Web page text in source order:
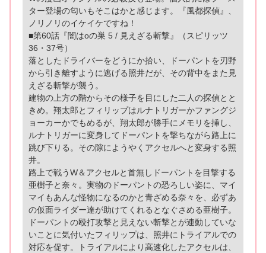
ター登場の匂いもそこはかと感じます。『風都探偵』、
ノリノリのイケイケですね！
■第60話『闇はoの巣 5 / 見えざる斬撃』（スピリッツ
36・37号）
落としたドライバーをどうにか拾い、ドーパントを刃野
から引き離すように逃げる照井だが、その背中をまた見
えざる斬撃が襲う。
建物の上方の階からその様子を目にした二人の探偵とと
きめ。翔太郎とフィリップはルナトリガーかファングジ
ョーカーかでもめるが、翔太郎が勝手にメモリを挿し、
ルナトリガーに変身してドーパントを撃ちながら路上に
跳び下りる。その隙にようやくアクセルへと変身する照
井。
路上で戦うW＆アクセルと首無しドーパントを目撃する
亜樹子と奈々。実物のドーパントの恐ろしい姿に、マイ
マイもあんな怪物になるのかと青ざめる奈々を、必ずあ
の仮面ライダー達が助けてくれるとなぐさめる亜樹子。
ドーパントの殴打攻撃と見えない斬撃とが連動していな
いことに気付いたフィリップは、照井にトライアルでの
対応を促す。トライアルにより高速化したアクセルは、